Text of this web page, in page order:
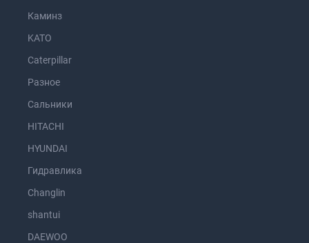
Каминз
KATO
Caterpillar
Разное
Сальники
HITACHI
HYUNDAI
Гидравлика
Changlin
shantui
DAEWOO